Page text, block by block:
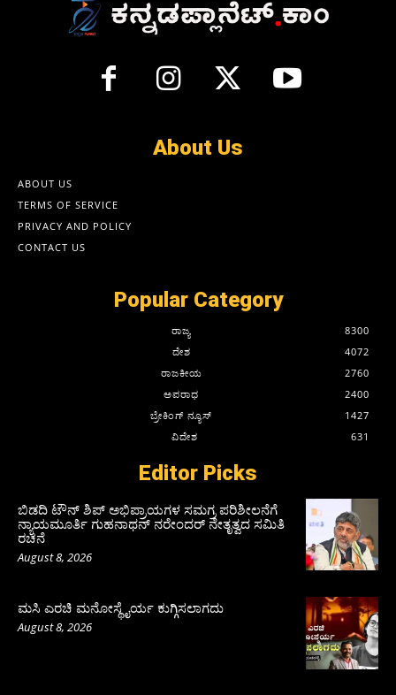
About Us
ABOUT US
TERMS OF SERVICE
PRIVACY AND POLICY
CONTACT US
Popular Category
ರಾಜ್ಯ
8300
ದೇಶ
4072
ರಾಜಕೀಯ
2760
ಅಪರಾಧ
2400
ಬ್ರೇಕಿಂಗ್ ನ್ಯೂಸ್
1427
ವಿದೇಶ
631
Editor Picks
ಬಿಡದಿ ಟೌನ್ ಶಿಪ್ ಅಭಿಪ್ರಾಯಗಳ ಸಮಗ್ರ ಪರಿಶೀಲನೆಗೆ
ನ್ಯಾಯಮೂರ್ತಿ ಗುಹನಾಥನ್ ನರೇಂದರ್ ನೇತೃತ್ವದ ಸಮಿತಿ
ರಚನೆ
August 8, 2026
ಮಸಿ ಎರಚಿ ಮನೋಸ್ಥೈರ್ಯ ಕುಗ್ಗಿಸಲಾಗದು
August 8, 2026